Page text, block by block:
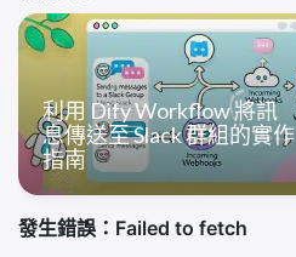
利用 Dify Workflow 將訊
息傳送至 Slack 群組的實作
指南